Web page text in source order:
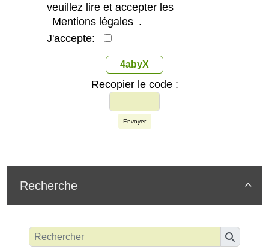
veuillez lire et accepter les
Mentions légales .
J'accepte:
4abyX
Recopier le code :
Envoyer

Recherche